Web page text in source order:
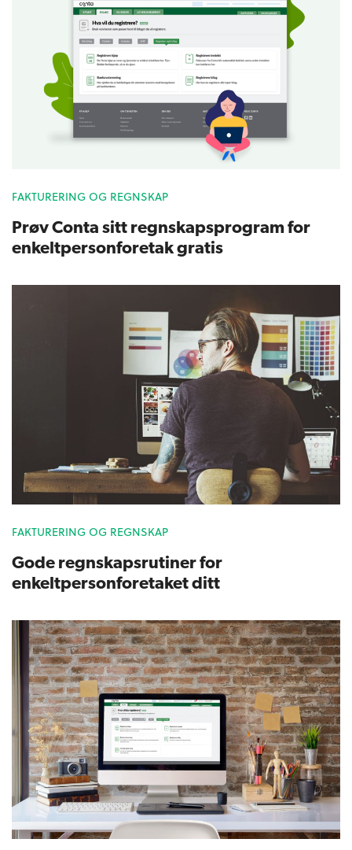
FAKTURERING OG REGNSKAP
Prøv Conta sitt regnskapsprogram for
enkeltpersonforetak gratis
FAKTURERING OG REGNSKAP
Gode regnskapsrutiner for
enkeltpersonforetaket ditt